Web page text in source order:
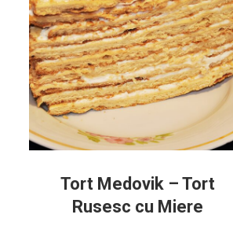
Tort Medovik – Tort
Rusesc cu Miere